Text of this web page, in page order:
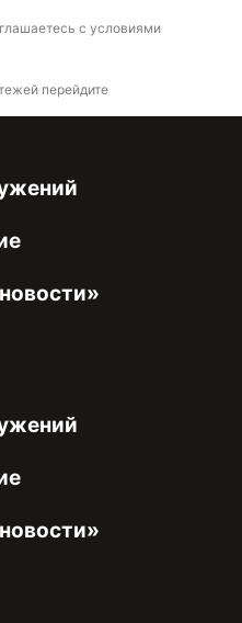
с условиями
перейдите